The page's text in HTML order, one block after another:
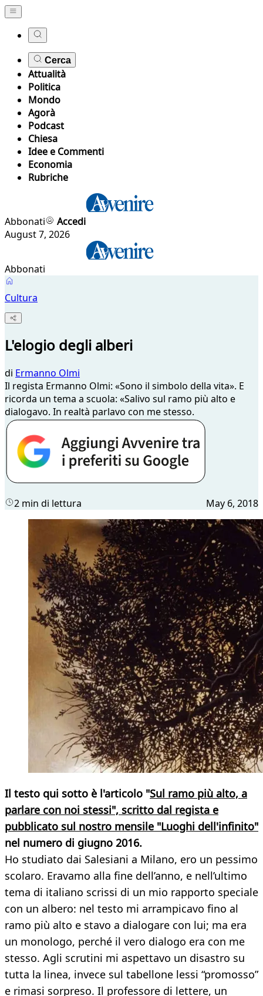
Cerca
Attualità
Politica
Mondo
Agorà
Podcast
Chiesa
Idee e Commenti
Economia
Rubriche
Abbonati
Accedi
August 7, 2026
Abbonati
Cultura
L'elogio degli alberi
di Ermanno Olmi
​Il regista Ermanno Olmi: «Sono il simbolo della vita». E
ricorda un tema a scuola: «Salivo sul ramo più alto e
dialogavo. In realtà parlavo con me stesso.
2 min di lettura May 6, 2018
Il testo qui sotto è l'articolo "Sul ramo più alto, a
parlare con noi stessi", scritto dal regista e
pubblicato sul nostro mensile "Luoghi dell'infinito"
nel numero di giugno 2016.
Ho studiato dai Salesiani a Milano, ero un pessimo
scolaro. Eravamo alla fine dell’anno, e nell’ultimo
tema di italiano scrissi di un mio rapporto speciale
con un albero: nel testo mi arrampicavo fino al
ramo più alto e stavo a dialogare con lui; ma era
un monologo, perché il vero dialogo era con me
stesso. Agli scrutini mi aspettavo un disastro su
tutta la linea, invece sul tabellone lessi “promosso”
e rimasi sorpreso. Il professore di lettere, un